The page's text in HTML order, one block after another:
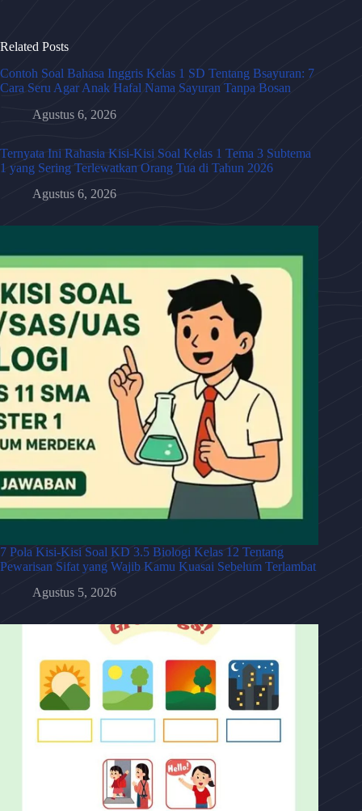
Related Posts
Contoh Soal Bahasa Inggris Kelas 1 SD Tentang Bsayuran: 7
Cara Seru Agar Anak Hafal Nama Sayuran Tanpa Bosan
Agustus 6, 2026
Ternyata Ini Rahasia Kisi-Kisi Soal Kelas 1 Tema 3 Subtema
1 yang Sering Terlewatkan Orang Tua di Tahun 2026
Agustus 6, 2026
7 Pola Kisi-Kisi Soal KD 3.5 Biologi Kelas 12 Tentang
Pewarisan Sifat yang Wajib Kamu Kuasai Sebelum Terlambat
Agustus 5, 2026